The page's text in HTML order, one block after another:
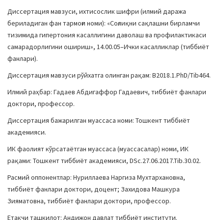
a
t
i
o
n
Диссертация мавзуси, ихтисослик шифри (илмий даража
бериладиган фан тармоғи номи): «Соғлиқни сақлашни бирламчи
тизимида гипертония касаллигини даволаш ва профилактикаси
самарадорлигини ошириш», 14.00.05–Ички касалликлар (тиббиёт
фанлари).
Диссертация мавзуси рўйхатга олинган рақам: В2018.1.PhD/Tib464.
Илмий раҳбар: Гадаев Абдигаффор Гадаевич, тиббиёт фанлари
доктори, профессор.
Диссертация бажарилган муассаса номи: Тошкент тиббиёт
академияси.
ИК фаолият кўрсатаётган муассаса (муассасалар) номи, ИК
рақами: Тошкент тиббиёт академияси, DSc.27.06.2017.Tib.30.02.
Расмий оппонентлар: Нуриллаева Наргиза Мухтархановна,
тиббиёт фанлари доктори, доцент; Захидова Машкура
Зияматовна, тиббиёт фанлари доктори, профессор.
Етакчи ташкилот: Андижон давлат тиббиёт институти.